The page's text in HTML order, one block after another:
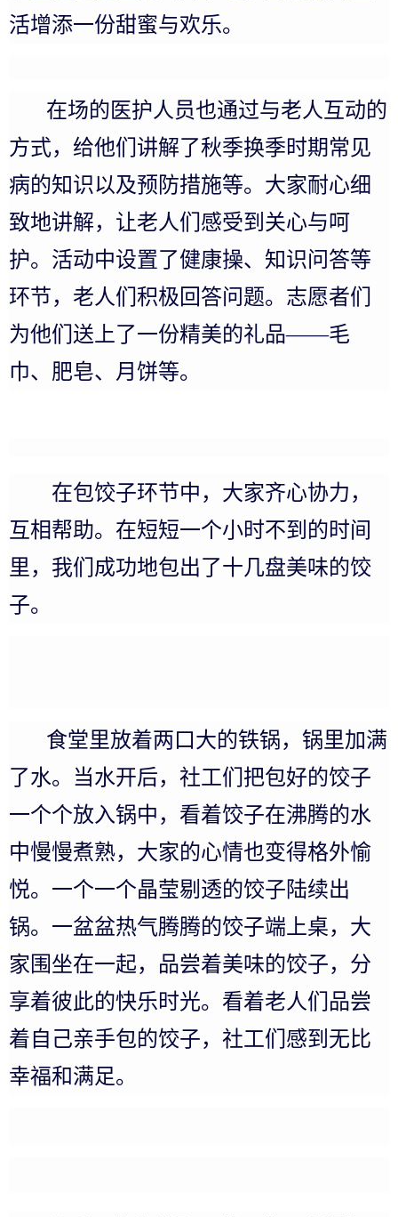
活增添一份甜蜜与欢乐。
在场的医护人员也通过与老人互动的
方式，给他们讲解了秋季换季时期常见
病的知识以及预防措施等。大家耐心细
致地讲解，让老人们感受到关心与呵
护。活动中设置了健康操、知识问答等
环节，老人们积极回答问题。志愿者们
为他们送上了一份精美的礼品——毛
巾、肥皂、月饼等。
在包饺子环节中，大家齐心协力，
互相帮助。在短短一个小时不到的时间
里，我们成功地包出了十几盘美味的饺
子。
食堂里放着两口大的铁锅，锅里加满
了水。当水开后，社工们把包好的饺子
一个个放入锅中，看着饺子在沸腾的水
中慢慢煮熟，大家的心情也变得格外愉
悦。一个一个晶莹剔透的饺子陆续出
锅。一盆盆热气腾腾的饺子端上桌，大
家围坐在一起，品尝着美味的饺子，分
享着彼此的快乐时光。看着老人们品尝
着自己亲手包的饺子，社工们感到无比
幸福和满足。